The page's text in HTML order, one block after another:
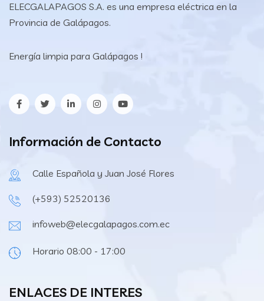
ELECGALAPAGOS S.A. es una empresa eléctrica en la
Provincia de Galápagos.
Energía limpia para Galápagos !
Información de Contacto
Calle Española y Juan José Flores
(+593) 52520136
infoweb@elecgalapagos.com.ec
Horario 08:00 - 17:00
ENLACES DE INTERES